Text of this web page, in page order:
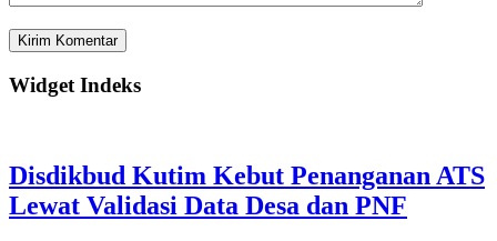
Widget Indeks
Disdikbud Kutim Kebut Penanganan ATS
Lewat Validasi Data Desa dan PNF